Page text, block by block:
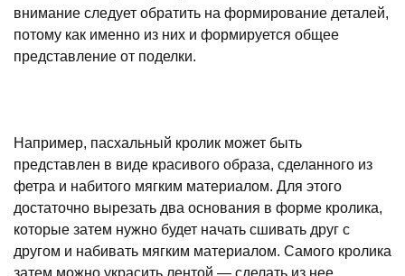
внимание следует обратить на формирование деталей,
потому как именно из них и формируется общее
представление от поделки.
Например, пасхальный кролик может быть
представлен в виде красивого образа, сделанного из
фетра и набитого мягким материалом. Для этого
достаточно вырезать два основания в форме кролика,
которые затем нужно будет начать сшивать друг с
другом и набивать мягким материалом. Самого кролика
затем можно украсить лентой — сделать из нее